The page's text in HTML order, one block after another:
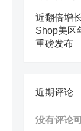
近翻倍增
Shop美区
重磅发布
近期评论
没有评论